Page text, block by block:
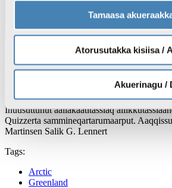
Tamaasa
Atorusutakka kisiisa /
Akuerinagu /
Kalaxy, KNR 14.05.2026
Inuusuttunut aallakaatitassiaq
Quizzerta sammineqartarumaarput.
Martinsen Salik G. Lennert
Tags:
Arctic
Greenland